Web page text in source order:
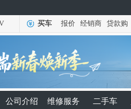
买车 报价 经销商 贷款购
公司介绍 维修服务 二手车